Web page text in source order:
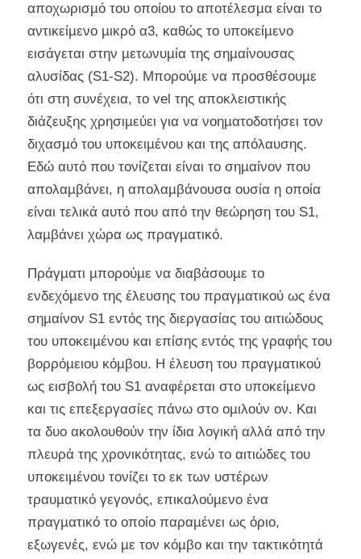
αποχωρισµό του οποίου το αποτέλεσµα είναι το
αντικείµενο µικρό α3, καθώς το υποκείµενο
εισάγεται στην µετωνυµία της σηµαίνουσας
αλυσίδας (S1-S2). Μπορούµε να προσθέσουµε
ότι στη συνέχεια, το vel της αποκλειστικής
διάζευξης χρησιµεύει για να νοηµατοδοτήσει τον
διχασµό του υποκειµένου και της απόλαυσης.
Εδώ αυτό που τονίζεται είναι το σηµαίνον που
απολαµβάνει, η απολαµβάνουσα ουσία η οποία
είναι τελικά αυτό που από την θεώρηση του S1,
λαµβάνει χώρα ως πραγµατικό.
Πράγµατι µπορούµε να διαβάσουµε το
ενδεχόµενο της έλευσης του πραγµατικού ως ένα
σηµαίνον S1 εντός της διεργασίας του αιτιώδους
του υποκειµένου και επίσης εντός της γραφής του
βορρόµειου κόµβου. Η έλευση του πραγµατικού
ως εισβολή του S1 αναφέρεται στο υποκείµενο
και τις επεξεργασίες πάνω στο οµιλούν ον. Και
τα δυο ακολουθούν την ίδια λογική αλλά από την
πλευρά της χρονικότητας, ενώ το αιτιώδες του
υποκειµένου τονίζει το εκ των υστέρων
τραυµατικό γεγονός, επικαλούµενο ένα
πραγµατικό το οποίο παραµένει ως όριο,
εξωγενές, ενώ µε τον κόµβο και την τακτικότητά